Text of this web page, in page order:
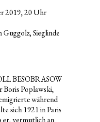
2019, 20 Uhr
Guggolz, Sieglinde
BESOBRASOW
Boris Poplawski,
während
sich 1921 in Paris
er, vermutlich an